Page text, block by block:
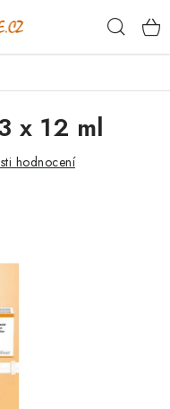
x 12 ml
hodnocení